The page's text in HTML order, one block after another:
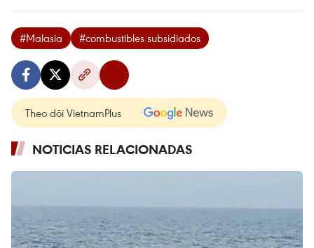
#Malasia #combustibles subsidiados
Theo dõi VietnamPlus
NOTICIAS RELACIONADAS